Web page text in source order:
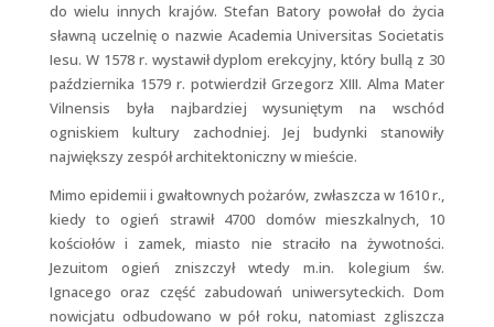
do wielu innych krajów. Stefan Batory powołał do życia
sławną uczelnię o nazwie Academia Universitas Societatis
Iesu. W 1578 r. wystawił dyplom erekcyjny, który bullą z 30
października 1579 r. potwierdził Grzegorz XIII. Alma Mater
Vilnensis była najbardziej wysuniętym na wschód
ogniskiem kultury zachodniej. Jej budynki stanowiły
największy zespół architektoniczny w mieście.
Mimo epidemii i gwałtownych pożarów, zwłaszcza w 1610 r.,
kiedy to ogień strawił 4700 domów mieszkalnych, 10
kościołów i zamek, miasto nie straciło na żywotności.
Jezuitom ogień zniszczył wtedy m.in. kolegium św.
Ignacego oraz część zabudowań uniwersyteckich. Dom
nowicjatu odbudowano w pół roku, natomiast zgliszcza